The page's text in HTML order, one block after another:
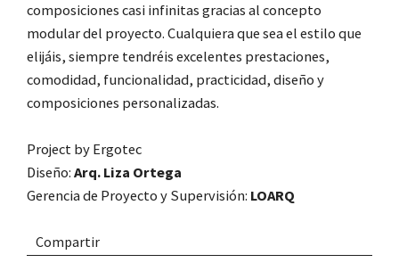
composiciones casi infinitas gracias al concepto
modular del proyecto. Cualquiera que sea el estilo que
elijáis, siempre tendréis excelentes prestaciones,
comodidad, funcionalidad, practicidad, diseño y
composiciones personalizadas.
Project by Ergotec
Diseño:Arq. Liza Ortega
Gerencia de Proyecto y Supervisión: LOARQ
Compartir